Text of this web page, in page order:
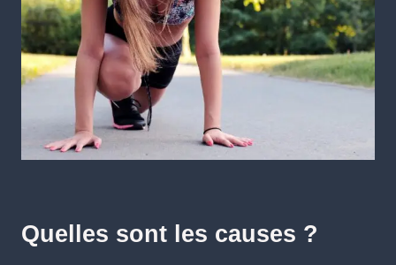
Quelles sont les causes ?